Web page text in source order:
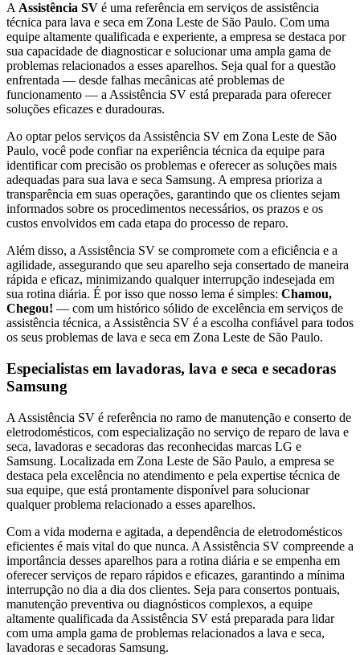
AAssistência SV é uma referência em serviços de assistência
técnica para lava e seca em Zona Leste de São Paulo. Com uma
equipe altamente qualificada e experiente, a empresa se destaca por
sua capacidade de diagnosticar e solucionar uma ampla gama de
problemas relacionados a esses aparelhos. Seja qual for a questão
enfrentada — desde falhas mecânicas até problemas de
funcionamento — a Assistência SV está preparada para oferecer
soluções eficazes e duradouras.
Ao optar pelos serviços da Assistência SV em Zona Leste de São
Paulo, você pode confiar na experiência técnica da equipe para
identificar com precisão os problemas e oferecer as soluções mais
adequadas para sua lava e seca Samsung. A empresa prioriza a
transparência em suas operações, garantindo que os clientes sejam
informados sobre os procedimentos necessários, os prazos e os
custos envolvidos em cada etapa do processo de reparo.
Além disso, a Assistência SV se compromete com a eficiência e a
agilidade, assegurando que seu aparelho seja consertado de maneira
rápida e eficaz, minimizando qualquer interrupção indesejada em
sua rotina diária. É por isso que nosso lema é simples: Chamou,
Chegou! — com um histórico sólido de excelência em serviços de
assistência técnica, a Assistência SV é a escolha confiável para todos
os seus problemas de lava e seca em Zona Leste de São Paulo.
Especialistas em lavadoras, lava e seca e secadoras
Samsung
A Assistência SV é referência no ramo de manutenção e conserto de
eletrodomésticos, com especialização no serviço de reparo de lava e
seca, lavadoras e secadoras das reconhecidas marcas LG e
Samsung. Localizada em Zona Leste de São Paulo, a empresa se
destaca pela excelência no atendimento e pela expertise técnica de
sua equipe, que está prontamente disponível para solucionar
qualquer problema relacionado a esses aparelhos.
Com a vida moderna e agitada, a dependência de eletrodomésticos
eficientes é mais vital do que nunca. A Assistência SV compreende a
importância desses aparelhos para a rotina diária e se empenha em
oferecer serviços de reparo rápidos e eficazes, garantindo a mínima
interrupção no dia a dia dos clientes. Seja para consertos pontuais,
manutenção preventiva ou diagnósticos complexos, a equipe
altamente qualificada da Assistência SV está preparada para lidar
com uma ampla gama de problemas relacionados a lava e seca,
lavadoras e secadoras Samsung.